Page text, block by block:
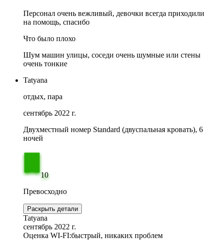
Персонал очень вежливый, девочки всегда приходили
на помощь, спасибо
Что было плохо
Шум машин улицы, соседи очень шумные или стены
очень тонкие
Tatyana
отдых, пара
сентябрь 2022 г.
Двухместный номер Standard (двуспальная кровать), 6
ночей
10
Превосходно
Раскрыть детали
Tatyana
сентябрь 2022 г.
Оценка WI-FI:быстрый, никаких проблем